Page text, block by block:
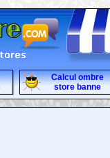
Calcul ombre
store banne